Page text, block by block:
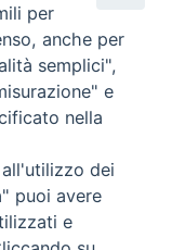
>>
s
d
8
9
15
per
anche per
semplici",
e
nella
dei
puoi avere
e